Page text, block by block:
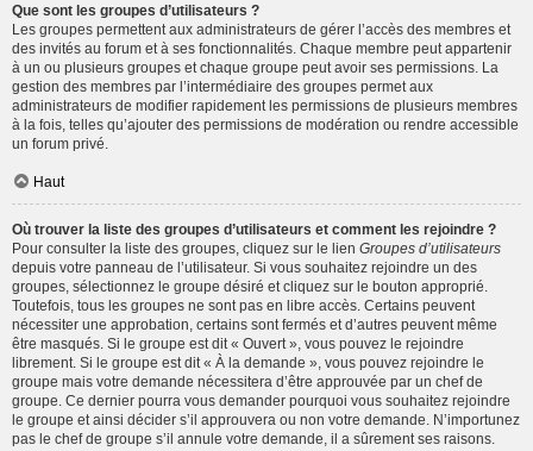
Que sont les groupes d’utilisateurs ?
Les groupes permettent aux administrateurs de gérer l’accès des membres et
des invités au forum et à ses fonctionnalités. Chaque membre peut appartenir
à un ou plusieurs groupes et chaque groupe peut avoir ses permissions. La
gestion des membres par l’intermédiaire des groupes permet aux
administrateurs de modifier rapidement les permissions de plusieurs membres
à la fois, telles qu’ajouter des permissions de modération ou rendre accessible
un forum privé.
Haut
Où trouver la liste des groupes d’utilisateurs et comment les rejoindre ?
Pour consulter la liste des groupes, cliquez sur le lien Groupes d’utilisateurs
depuis votre panneau de l’utilisateur. Si vous souhaitez rejoindre un des
groupes, sélectionnez le groupe désiré et cliquez sur le bouton approprié.
Toutefois, tous les groupes ne sont pas en libre accès. Certains peuvent
nécessiter une approbation, certains sont fermés et d’autres peuvent même
être masqués. Si le groupe est dit « Ouvert », vous pouvez le rejoindre
librement. Si le groupe est dit « À la demande », vous pouvez rejoindre le
groupe mais votre demande nécessitera d’être approuvée par un chef de
groupe. Ce dernier pourra vous demander pourquoi vous souhaitez rejoindre
le groupe et ainsi décider s’il approuvera ou non votre demande. N’importunez
pas le chef de groupe s’il annule votre demande, il a sûrement ses raisons.